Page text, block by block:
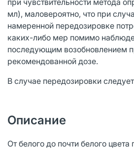
мл), маловероятно, что при
намеренной передозировке
каких-либо мер помимо
последующим возобновлением
рекомендованной дозе.
В случае передозировки
Описание
От белого до почти белого